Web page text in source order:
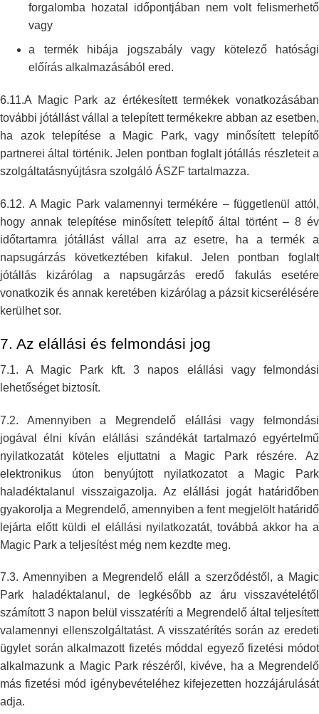
forgalomba hozatal
időpontjában nem volt felismerhető
vagy
a termék hibája jogszabály vagy kötelező hatósági
előírás alkalmazásából ered.
6.11.A Magic Park az értékesített termékek vonatkozásában
további jótállástvállal a telepített termékekre abban az esetben,
ha azok telepítése a Magic Park, vagy minősített telepítő
partnerei által történik. Jelen pontban foglalt jótállás részleteit a
szolgáltatásnyújtásra szolgáló ÁSZF tartalmazza.
6.12. A Magic Park valamennyi termékére – függetlenül attól,
hogy annaktelepítése minősített telepítő által történt – 8 év
időtartamra jótállástvállal arra az esetre, ha a termék a
napsugárzás következtében kifakul. Jelen pontban foglalt
jótállás kizárólag a napsugárzás eredő fakulásesetére
vonatkozik és annak keretében kizárólag a pázsit kicserélésére
kerülhet sor.
7. Az elállási és felmondási jog
7.1. A Magic Park kft. 3 napos elállási vagy felmondási
lehetőségetbiztosít.
7.2. Amennyiben a Megrendelő elállási vagy felmondási
jogával élni kíván elállási szándékát tartalmazó egyértelmű
nyilatkozatát köteles eljuttatni a Magic Park részére. Az
elektronikus úton benyújtott nyilatkozatot a Magic Park
haladéktalanul visszaigazolja. Az elállási jogát határidőben
gyakorolja a Megrendelő, amennyiben a fent megjelölt határidő
lejárta előttküldi el elállási nyilatkozatát, továbbá akkor ha a
Magic Park a teljesítést még nem kezdte meg.
7.3. Amennyiben a Megrendelő eláll a szerződéstől, a Magic
Park haladéktalanul, de legkésőbb az áru visszavételétől
számított 3 napon belül visszatéríti a Megrendelő által teljesített
valamennyi ellenszolgáltatást. A visszatérítés során az eredeti
ügylet során alkalmazott fizetés móddal egyező fizetési módot
alkalmazunk a Magic Park részéről, kivéve, ha aMegrendelő
más fizetési mód igénybevételéhez kifejezetten hozzájárulását
adja.